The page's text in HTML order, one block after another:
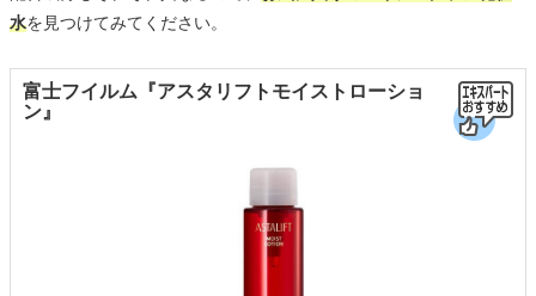
水を見つけてみてください。
富士フイルム『アスタリフトモイストローショ
ン』